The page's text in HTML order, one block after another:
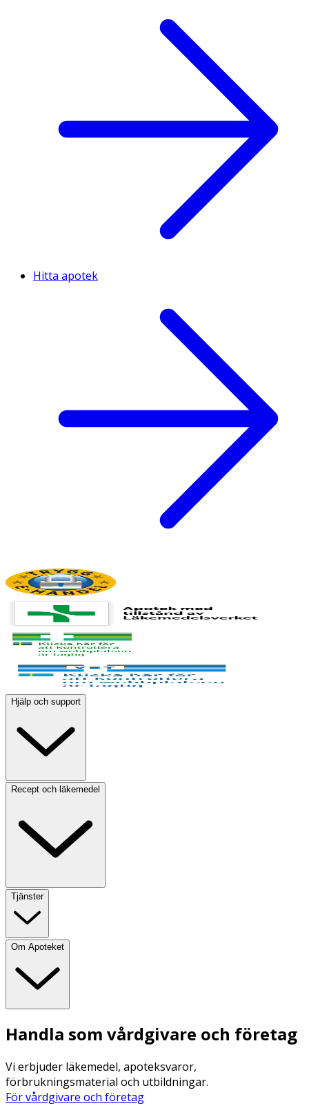
Hitta apotek
Hjälp och support
Recept och läkemedel
Tjänster
Om Apoteket
Handla som vårdgivare och företag
Vi erbjuder läkemedel, apoteksvaror,
förbrukningsmaterial och utbildningar.
För vårdgivare och företag